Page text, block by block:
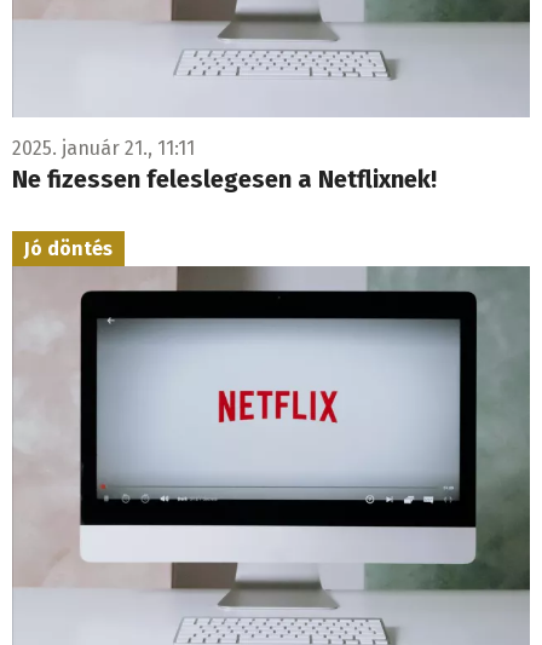
2025. január 21., 11:11
Ne fizessen feleslegesen a Netflixnek!
Jó döntés